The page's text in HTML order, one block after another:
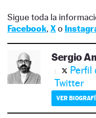
Sigue toda la
Facebook, Xo
Sergio
Perfil
Twitter
VER